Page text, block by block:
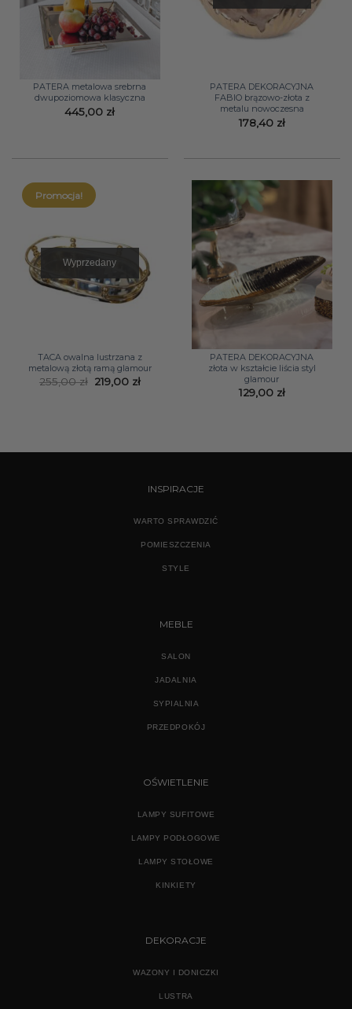
PATERA metalowa srebrna
dwupoziomowa klasyczna
445,00 zł
PATERA DEKORACYJNA
FABIO brązowo-złota z
metalu nowoczesna
178,40 zł
Promocja!
Wyprzedany
TACA owalna lustrzana z
metalową złotą ramą glamour
255,00zł Pierwotna
cena
219,00 złAktualna
PATERA DEKORACYJNA
złota w kształcie liścia styl
glamour
129,00 zł
INSPIRACJE
WARTO SPRAWDZIĆ
POMIESZCZENIA
STYLE
MEBLE
SALON
JADALNIA
SYPIALNIA
PRZEDPOKÓJ
OŚWIETLENIE
LAMPY SUFITOWE
LAMPY PODŁOGOWE
LAMPY STOŁOWE
KINKIETY
DEKORACJE
WAZONY I DONICZKI
LUSTRA